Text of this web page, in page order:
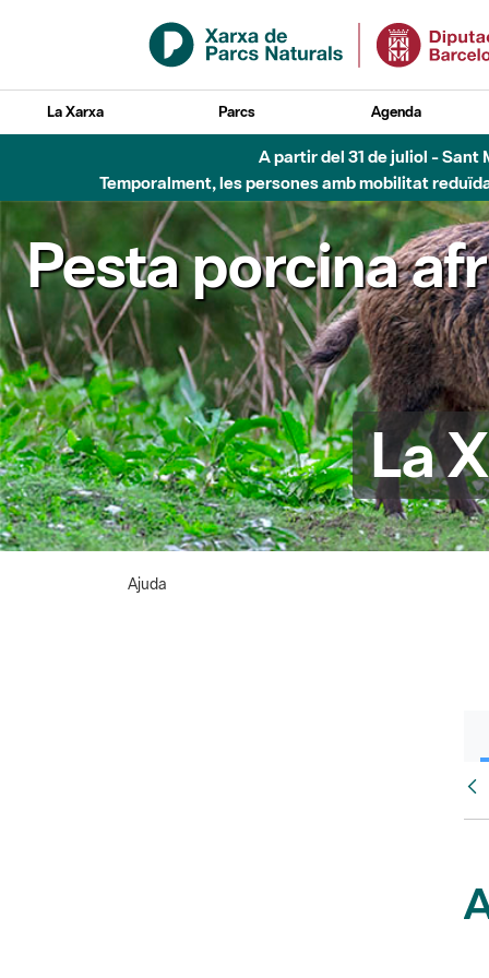
Salta al contingut principal
La Xarxa Parcs Agenda
A partir del 31 de juliol -
Temporalment, les persones amb mobilitat
Pesta porcina
La
Ajuda